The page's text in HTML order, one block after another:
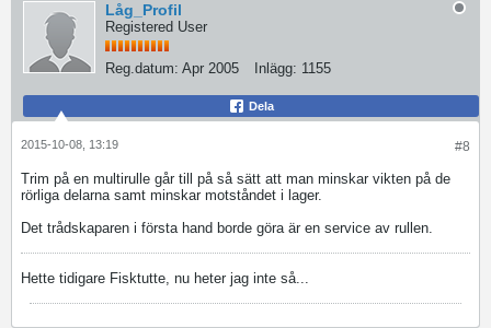
Låg_Profil
Registered User
Reg.datum: Apr 2005 Inlägg: 1155
Dela
#8
2015-10-08, 13:19
Trim på en multirulle går till på så sätt att man minskar vikten på de
rörliga delarna samt minskar motståndet i lager.
Det trådskaparen i första hand borde göra är en service av rullen.
Hette tidigare Fisktutte, nu heter jag inte så...